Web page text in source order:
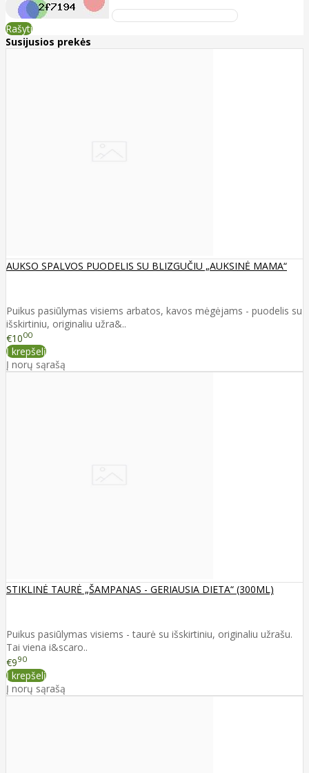
Rašyti
Susijusios prekės
AUKSO SPALVOS PUODELIS SU BLIZGUČIU „AUKSINĖ MAMA“
Puikus pasiūlymas visiems arbatos, kavos mėgėjams - puodelis su
išskirtiniu, originaliu užra&..
€1000
Į krepšelį
Į norų sąrašą
STIKLINĖ TAURĖ „ŠAMPANAS - GERIAUSIA DIETA“ (300ML)
Puikus pasiūlymas visiems - taurė su išskirtiniu, originaliu užrašu.
Tai viena i&scaro..
€990
Į krepšelį
Į norų sąrašą